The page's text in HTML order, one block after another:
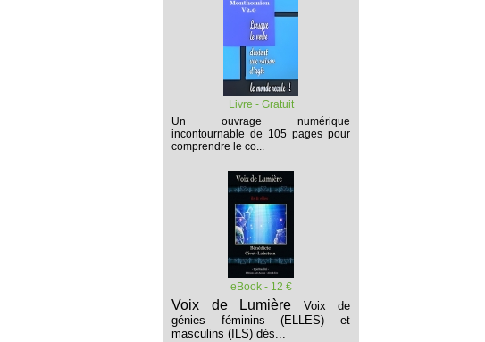
Livre - Gratuit
Un ouvrage numérique
incontournable de 105 pages pour
comprendre le co...
eBook - 12 €
Voix de Lumière
Voix de
génies féminins (ELLES) et
masculins (ILS) dés...